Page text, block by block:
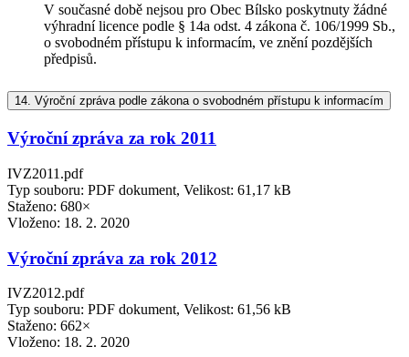
V současné době nejsou pro Obec Bílsko poskytnuty žádné
výhradní licence podle § 14a odst. 4 zákona č. 106/1999 Sb.,
o svobodném přístupu k informacím, ve znění pozdějších
předpisů.
14. Výroční zpráva podle zákona o svobodném přístupu k informacím
Výroční zpráva za rok 2011
IVZ2011.pdf
Typ souboru: PDF dokument, Velikost: 61,17 kB
Staženo: 680×
Vloženo: 18. 2. 2020
Výroční zpráva za rok 2012
IVZ2012.pdf
Typ souboru: PDF dokument, Velikost: 61,56 kB
Staženo: 662×
Vloženo: 18. 2. 2020